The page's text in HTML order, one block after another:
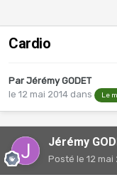
Cardio
Par Jérémy GODET
le 12 mai 2014 dans Le
Jérémy
Posté le 12 mai